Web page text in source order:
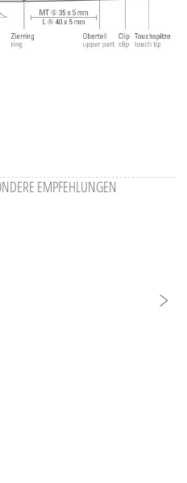
EMPFEHLUNGEN